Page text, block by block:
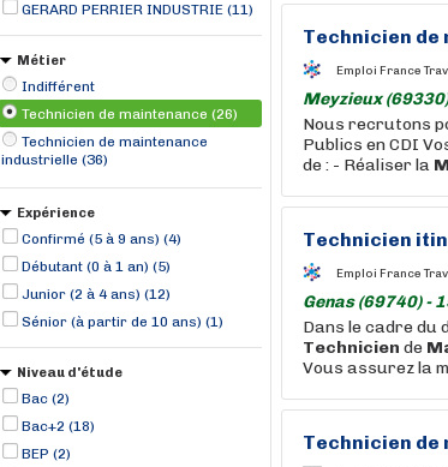
GERARD PERRIER INDUSTRIE (11)
Métier
Indifférent
Technicien de maintenance (26)
Technicien de maintenance
industrielle (36)
Expérience
Confirmé (5 à 9 ans) (4)
Débutant (0 à 1 an) (5)
Junior (2 à 4 ans) (12)
Sénior (à partir de 10 ans) (1)
Niveau d'étude
Bac (2)
Bac+2 (18)
BEP (2)
Technicien de
Emploi France
Meyzieux
Nous recrutons
Publics en CDI
de : - Réaliser la
Technicien
Emploi France
Genas (69740) -
Dans le cadre du
Technicien de
Vous assurez la
Technicien de